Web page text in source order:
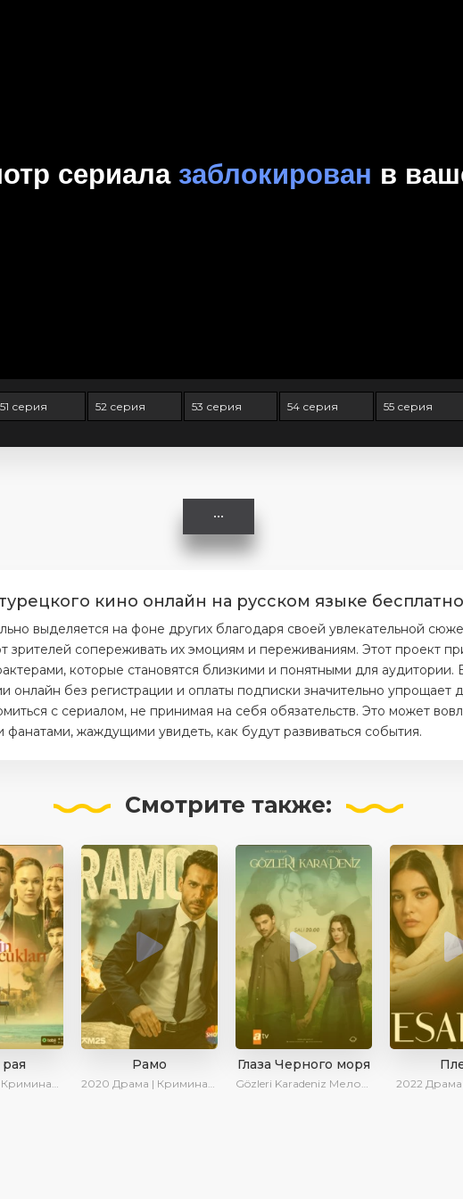
51 серия 52 серия 53 серия 54 серия 55 серия
кино онлайн на русском языке
выделяется на фоне других благодаря своей увлекательной
зрителей сопереживать их эмоциям и переживаниям. Этот проект
которые становятся близкими и понятными для аудитории.
онлайн без регистрации и оплаты подписки значительно упрощает
с сериалом, не принимая на себя обязательств. Это может
жаждущими увидеть, как будут развиваться события.
Смотрите также:
| Новинки | Сериалы 2025
Рамо
2020 Драма | Криминал | SesDizi | Ирина Котова
Глаза Черного моря
Gözleri Karadeniz Мелодрама | Драма | Новинки | Сериалы 2025 2022 Драма